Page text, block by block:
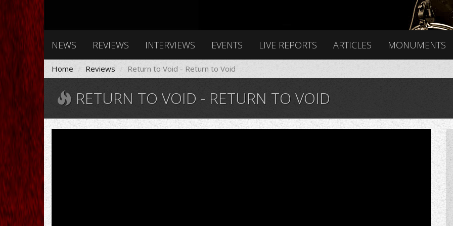
NEWS REVIEWS INTERVIEWS EVENTS LIVE REPORTS ARTICLES MONUMENTS
Home Reviews Return to Void - Return to Void
RETURN TO VOID - RETURN TO VOID
Return
To
Void
-
Light
Bearer